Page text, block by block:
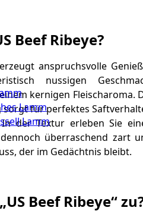
Lamm
Lamm
Beef Ribeye?
anspruchsvolle
nussigen
kernigen Fleischaroma.
für perfektes
der Textur erleben Sie
überraschend zart
der im Gedächtnis bleibt.
Beef Ribeye“